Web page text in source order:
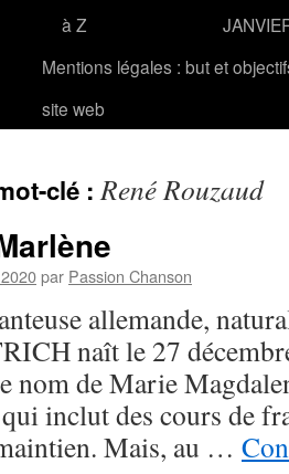
à Z
Mentions légales : but et
site web
clé :René Rouzaud
par Passion Chanson
allemande,
naît le 27
nom de Marie
inclut des cours de
Mais, au …